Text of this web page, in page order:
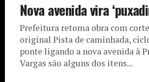
Nova avenida vira
Prefeitura retoma obra com
original Pista de caminhada,
ponte ligando a nova avenida à
Vargas são alguns dos itens...